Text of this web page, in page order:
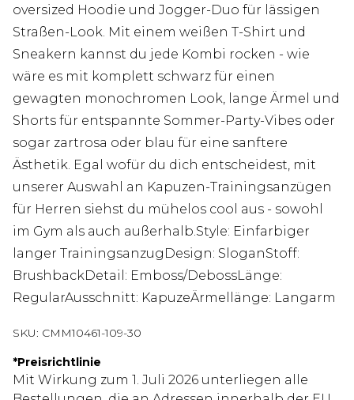
oversized Hoodie und Jogger-Duo für lässigen
Straßen-Look. Mit einem weißen T-Shirt und
Sneakern kannst du jede Kombi rocken - wie
wäre es mit komplett schwarz für einen
gewagten monochromen Look, lange Ärmel und
Shorts für entspannte Sommer-Party-Vibes oder
sogar zartrosa oder blau für eine sanftere
Ästhetik. Egal wofür du dich entscheidest, mit
unserer Auswahl an Kapuzen-Trainingsanzügen
für Herren siehst du mühelos cool aus - sowohl
im Gym als auch außerhalb.Style: Einfarbiger
langer TrainingsanzugDesign: SloganStoff:
BrushbackDetail: Emboss/DebossLänge:
RegularAusschnitt: KapuzeÄrmellänge: Langarm
SKU: CMM10461-109-30
*Preisrichtlinie
Mit Wirkung zum 1. Juli 2026 unterliegen alle